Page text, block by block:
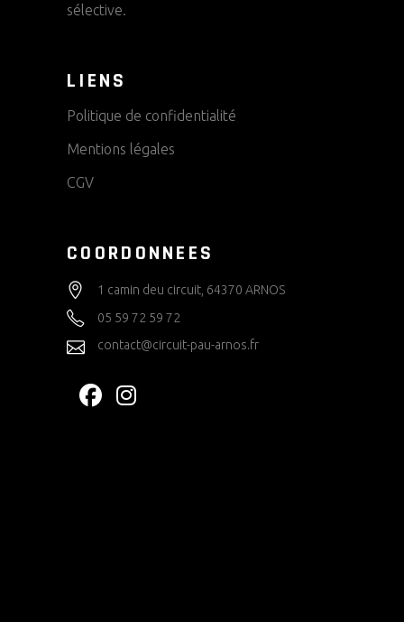
sélective.
LIENS
Politique de confidentialité
Mentions légales
CGV
COORDONNEES
1 camin deu circuit, 64370 ARNOS
05 59 72 59 72
contact@circuit-pau-arnos.fr